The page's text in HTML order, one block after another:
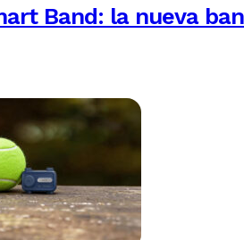
Band: la nueva